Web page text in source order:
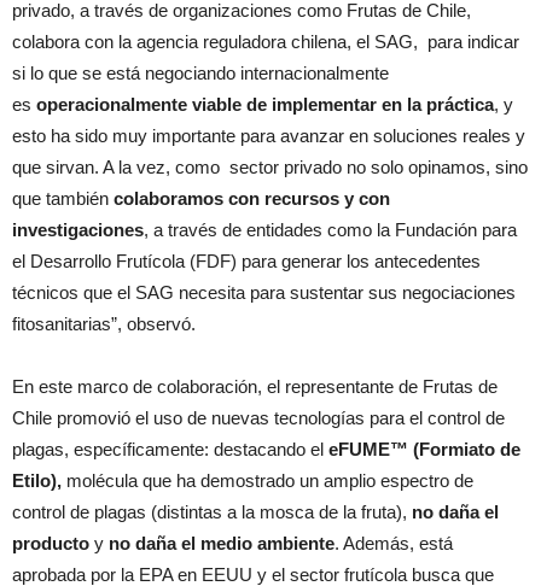
privado, a través de organizaciones como Frutas de Chile,
colabora con la agencia reguladora chilena, el SAG, para indicar
si lo que se está negociando internacionalmente
es operacionalmente viable de implementar en la práctica, y
esto ha sido muy importante para avanzar en soluciones reales y
que sirvan. A la vez, como sector privado no solo opinamos, sino
que también colaboramos con recursos y con
investigaciones, a través de entidades como la Fundación para
el Desarrollo Frutícola (FDF) para generar los antecedentes
técnicos que el SAG necesita para sustentar sus negociaciones
fitosanitarias”, observó.
En este marco de colaboración, el representante de Frutas de
Chile promovió el uso de nuevas tecnologías para el control de
plagas, específicamente: destacando el eFUME™ (Formiato de
Etilo), molécula que ha demostrado un amplio espectro de
control de plagas (distintas a la mosca de la fruta), no daña el
producto y no daña el medio ambiente. Además, está
aprobada por la EPA en EEUU y el sector frutícola busca que